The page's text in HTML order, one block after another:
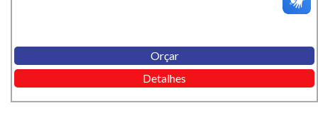
Orçar
Detalhes